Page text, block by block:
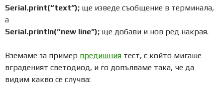
Serial.print(“text”); ще изведе съобщение в терминала,
а
Serial.println(“new line”); ще добави и нов ред накрая.
Вземаме за пример предишния тест, с който мигаше
вграденият светодиод, и го допълваме така, че да
видим какво се случва: